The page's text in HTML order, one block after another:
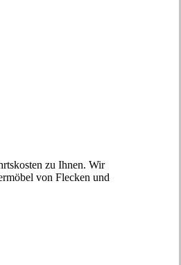
zu Ihnen. Wir
von Flecken und